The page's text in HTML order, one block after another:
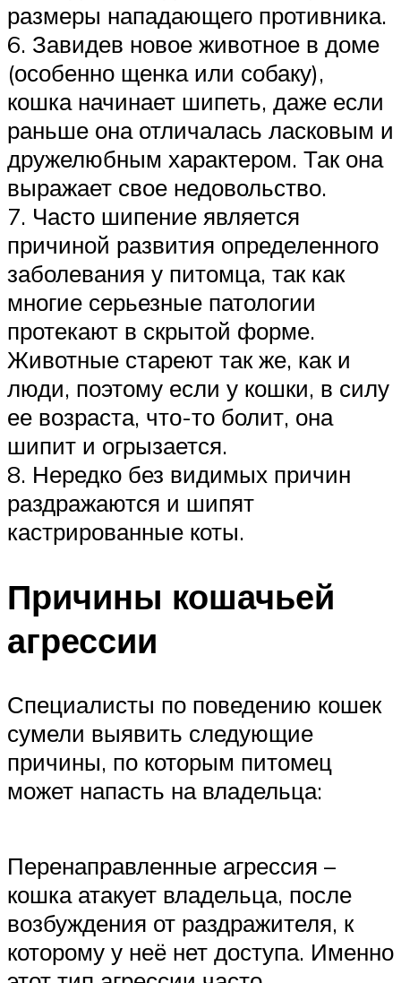
размеры нападающего противника.
6. Завидев новое животное в доме
(особенно щенка или собаку),
кошка начинает шипеть, даже если
раньше она отличалась ласковым и
дружелюбным характером. Так она
выражает свое недовольство.
7. Часто шипение является
причиной развития определенного
заболевания у питомца, так как
многие серьезные патологии
протекают в скрытой форме.
Животные стареют так же, как и
люди, поэтому если у кошки, в силу
ее возраста, что-то болит, она
шипит и огрызается.
8. Нередко без видимых причин
раздражаются и шипят
кастрированные коты.
Причины кошачьей
агрессии
Специалисты по поведению кошек
сумели выявить следующие
причины, по которым питомец
может напасть на владельца:
Перенаправленные агрессия –
кошка атакует владельца, после
возбуждения от раздражителя, к
которому у неё нет доступа. Именно